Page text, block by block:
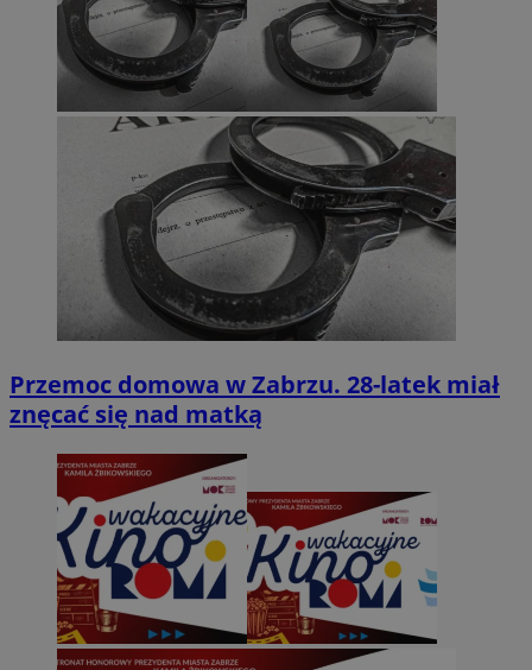
Przemoc domowa w Zabrzu. 28-latek miał
znęcać się nad matką